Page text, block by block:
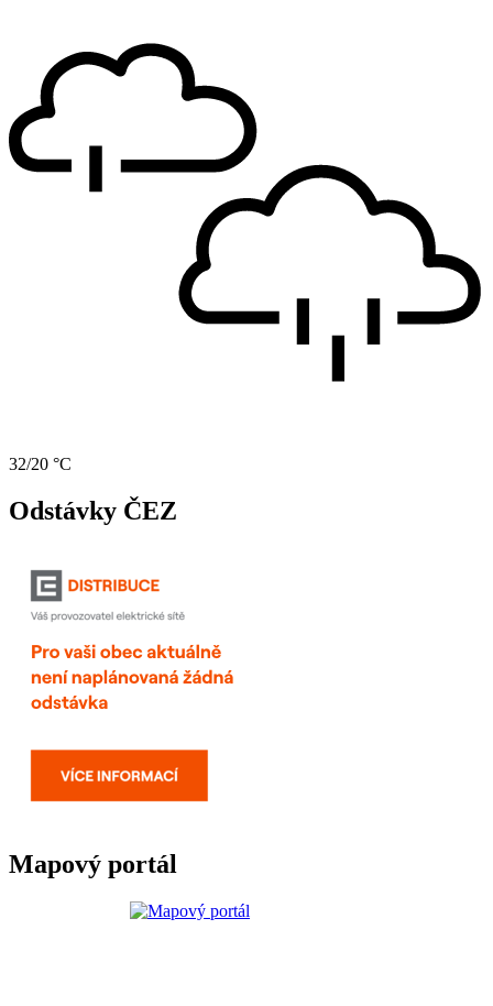
32/20 °C
Odstávky ČEZ
Mapový portál